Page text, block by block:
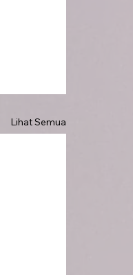
Lihat Semua